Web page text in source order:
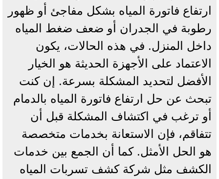
ارتفاع فاتورة المياه بشكل مفاجئ أو ظهور
رطوبة في الجدران أو ضعف ضغط المياه
داخل المنزل. في هذه الحالات، يكون
الاعتماد على الأجهزة الحديثة هو الخيار
الأفضل لتحديد المشكلة بسرعة. إن كنت
تبحث عن حل ارتفاع فاتورة المياه بالدمام
أو ترغب في اكتشاف المشكلة قبل أن
تتفاقم، فإن الاستعانة بخدمات متخصصة
هو الحل الأمثل. كما أن الجمع بين خدمات
الكشف مثل شركة كشف تسربات المياه